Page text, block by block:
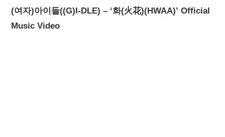
(여자)아이들((G)I-DLE) – ‘화(火花)(HWAA)’ Official
Music Video